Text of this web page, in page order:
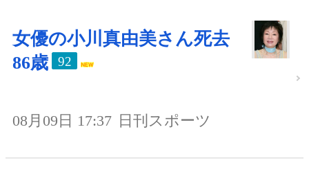
女優の小川真由美さん死去
86歳
92
08月09日 17:37 日刊スポーツ